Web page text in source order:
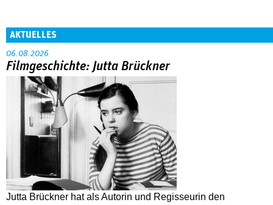
AKTUELLES
06.08.2026
Filmgeschichte: Jutta Brückner
Jutta Brückner hat als Autorin und Regisseurin den